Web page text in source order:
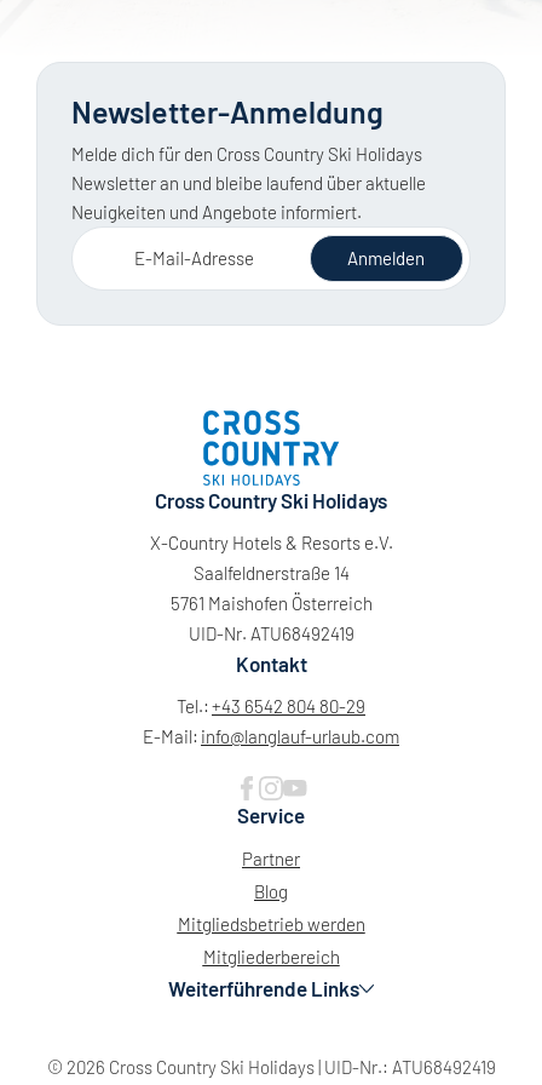
Newsletter-Anmeldung
Melde dich für den Cross Country Ski Holidays
Newsletter an und bleibe laufend über aktuelle
Neuigkeiten und Angebote informiert.
E-Mail-Adresse Anmelden
Cross Country Ski Holidays
X-Country Hotels & Resorts e.V.
Saalfeldnerstraße 14
5761 Maishofen Österreich
UID-Nr. ATU68492419
Kontakt
Tel.: +43 6542 804 80-29
E-Mail: info@langlauf-urlaub.com
Service
Partner
Blog
Mitgliedsbetrieb werden
Mitgliederbereich
Weiterführende Links
© 2026 Cross Country Ski Holidays| UID-Nr.: ATU68492419
Mo Di Mi Do Fr Sa So